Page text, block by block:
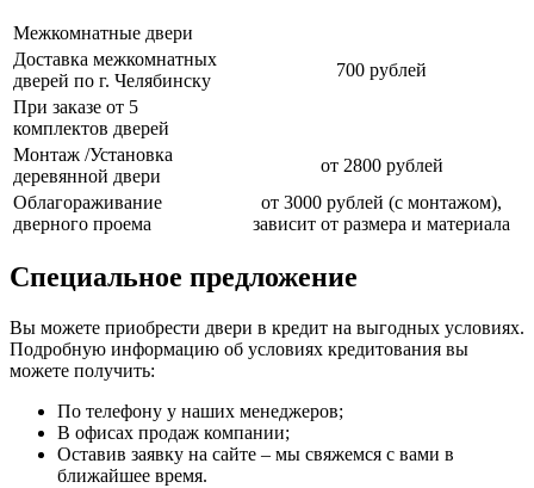
Межкомнатные двери
Доставка межкомнатных
дверей по г. Челябинску
700 рублей
При заказе от 5
комплектов дверей
Монтаж /Установка
деревянной двери
от 2800 рублей
Облагораживание
дверного проема
от 3000 рублей (с монтажом),
зависит от размера и материала
Специальное предложение
Вы можете приобрести двери в кредит на выгодных условиях.
Подробную информацию об условиях кредитования вы
можете получить:
По телефону у наших менеджеров;
В офисах продаж компании;
Оставив заявку на сайте – мы свяжемся с вами в
ближайшее время.